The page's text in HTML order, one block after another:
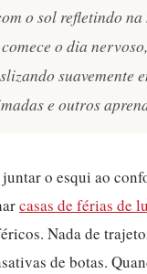
o sol refletindo na
o dia
suavemente
e outros
juntar o esqui ao
casas de férias de
Nada de
de botas.